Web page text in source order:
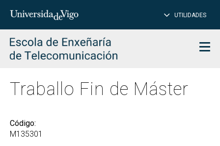
Introduce
para
buscar
UTILIDADES
Traballo Fin de Máster
Código:
M135301